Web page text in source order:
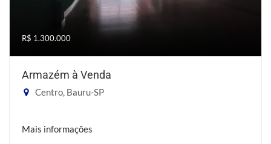
R$ 1.300.000
Armazém à Venda
Centro, Bauru-SP
Mais informações